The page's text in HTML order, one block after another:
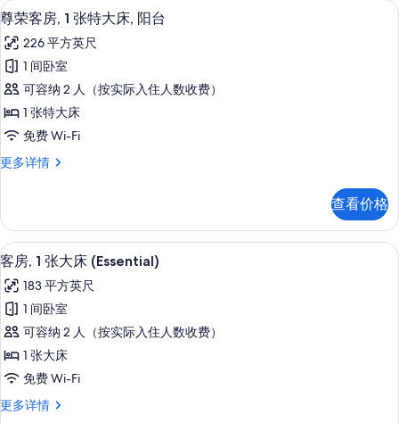
息
显
示
尊
荣
客
房,
张
大
床,
阳
台
的
所
有
照
片
尊荣客房, 1 张特大床, 阳台 | 客房服务
10
尊荣客房, 1 张特大床, 阳台
226 平方英尺
1 间卧室
可容纳 2 人（按实际入住人数收费）
1 张特大床
免费 Wi-Fi
更多详情
尊
1
张
特
床,
阳
台
更
多
信
息
查看价格
显
示
客
房,
1
张
大
床
11
客房, 1 张大床 (Essential)
183 平方英尺
1 间卧室
可容纳 2 人（按实际入住人数收费）
1 张大床
免费 Wi-Fi
更多详情
客